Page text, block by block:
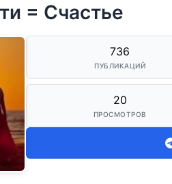
= Счастье
736
ПУБЛИКАЦИЙ
20
ПРОСМОТРОВ